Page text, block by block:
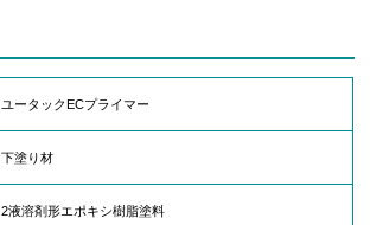
ユータックECプライマー
下塗り材
2液溶剤形エポキシ樹脂塗料